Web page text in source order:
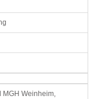
MGH Weinheim,